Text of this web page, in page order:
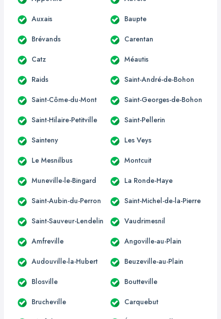
Auxais Baupte
Brévands Carentan
Catz Méautis
Raids Saint-André-de-Bohon
Saint-Côme-du-Mont Saint-Georges-de-Bohon
Saint-Hilaire-Petitville Saint-Pellerin
Sainteny Les Veys
Le Mesnilbus Montcuit
Muneville-le-Bingard La Ronde-Haye
Saint-Aubin-du-Perron Saint-Michel-de-la-Pierre
Saint-Sauveur-Lendelin Vaudrimesnil
Amfreville Angoville-au-Plain
Audouville-la-Hubert Beuzeville-au-Plain
Blosville Boutteville
Brucheville Carquebut